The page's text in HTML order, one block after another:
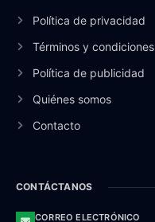
Política de privacidad
Términos y condiciones
Política de publicidad
Quiénes somos
Contacto
CONTÁCTANOS
CORREO ELECTRÓNICO